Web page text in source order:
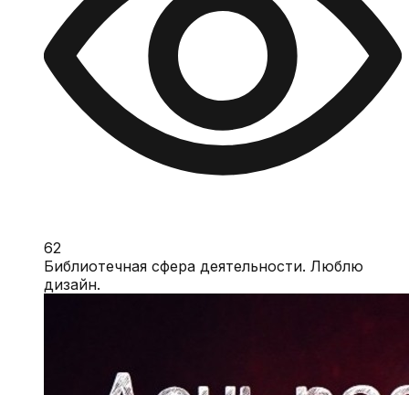
62
Библиотечная сфера деятельности. Люблю
дизайн.